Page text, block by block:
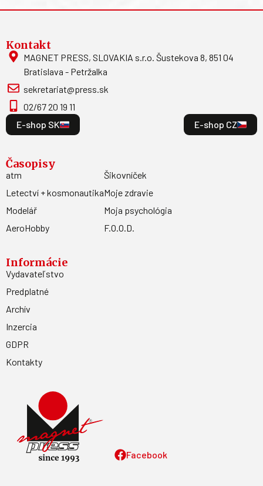
Facebook
Kontakt
MAGNET PRESS, SLOVAKIA s.r.o. Šustekova 8, 851 04
Bratislava - Petržalka
sekretariat@press.sk
02/67 20 19 11
E-shop SK
E-shop CZ
Časopisy
atm
Letectví + kosmonautika
Modelář
AeroHobby
Šikovníček
Moje zdravie
Moja psychológia
F.O.O.D.
Informácie
Vydavateľstvo
Predplatné
Archív
Inzercia
GDPR
Kontakty